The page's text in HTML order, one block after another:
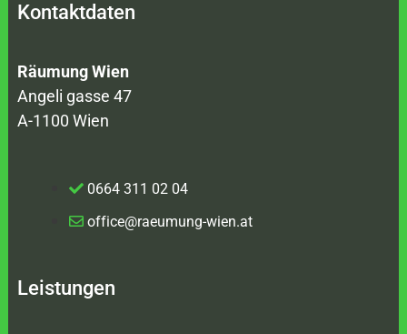
Kontaktdaten
Räumung Wien
Angeli gasse 47
A-1100 Wien
0664 311 02 04
office@raeumung-wien.at
Leistungen